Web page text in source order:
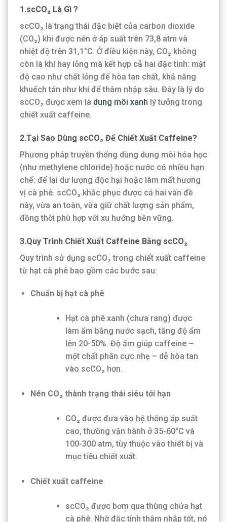
1.scCO₂ Là Gì ?
scCO₂ là trạng thái đặc biệt của carbon dioxide
(CO₂) khi được nén ở áp suất trên 73,8 atm và
nhiệt độ trên 31,1°C. Ở điều kiện này, CO₂ không
còn là khí hay lỏng mà kết hợp cả hai đặc tính: mật
độ cao như chất lỏng để hòa tan chất, khả năng
khuếch tán như khí để thâm nhập sâu. Đây là lý do
scCO₂ được xem là dung môi xanh lý tưởng trong
chiết xuất caffeine.
2.Tại Sao Dùng scCO₂ Để Chiết Xuất Caffeine?
Phương pháp truyền thống dùng dung môi hóa học
(như methylene chloride) hoặc nước có nhiều hạn
chế: để lại dư lượng độc hại hoặc làm mất hương
vị cà phê. scCO₂ khắc phục được cả hai vấn đề
này, vừa an toàn, vừa giữ chất lượng sản phẩm,
đồng thời phù hợp với xu hướng bền vững.
3.Quy Trình Chiết Xuất Caffeine Bằng scCO₂
Quy trình sử dụng scCO₂ trong chiết xuất caffeine
từ hạt cà phê bao gồm các bước sau:
Chuẩn bị hạt cà phê
Hạt cà phê xanh (chưa rang) được
làm ẩm bằng nước sạch, tăng độ ẩm
lên 20-50%. Độ ẩm giúp caffeine –
một chất phân cực nhẹ – dễ hòa tan
vào scCO₂ hơn.
Nén CO₂ thành trạng thái siêu tới hạn
CO₂ được đưa vào hệ thống áp suất
cao, thường vận hành ở 35-60°C và
100-300 atm, tùy thuộc vào thiết bị và
mục tiêu chiết xuất.
Chiết xuất caffeine
scCO₂ được bơm qua thùng chứa hạt
cà phê. Nhờ đặc tính thâm nhập tốt, nó